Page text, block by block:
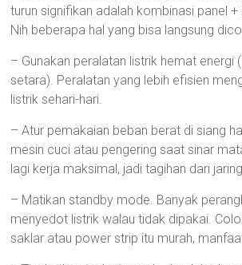
turun signifikan adalah kombinasi panel
Nih beberapa hal yang bisa langsung
– Gunakan peralatan listrik hemat energi
setara). Peralatan yang lebih efisien
listrik sehari-hari.
– Atur pemakaian beban berat di siang
mesin cuci atau pengering saat sinar
lagi kerja maksimal, jadi tagihan dari
– Matikan standby mode. Banyak
menyedot listrik walau tidak dipakai.
saklar atau power strip itu murah,